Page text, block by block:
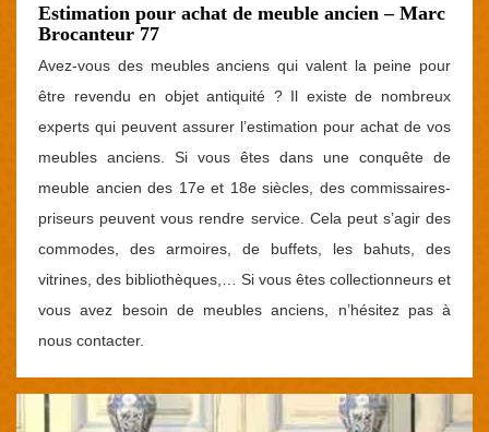
Estimation pour achat de meuble ancien – Marc
Brocanteur 77
Avez-vous des meubles anciens qui valent la peine pour
être revendu en objet antiquité ? Il existe de nombreux
experts qui peuvent assurer l’estimation pour achat de vos
meubles anciens. Si vous êtes dans une conquête de
meuble ancien des 17e et 18e siècles, des commissaires-
priseurs peuvent vous rendre service. Cela peut s’agir des
commodes, des armoires, de buffets, les bahuts, des
vitrines, des bibliothèques,… Si vous êtes collectionneurs et
vous avez besoin de meubles anciens, n’hésitez pas à
nous contacter.